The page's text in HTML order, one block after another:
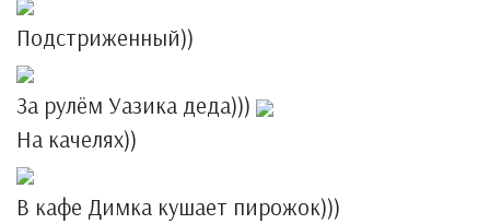
Подстриженный))
За рулём Уазика деда)))
На качелях))
В кафе Димка кушает пирожок)))